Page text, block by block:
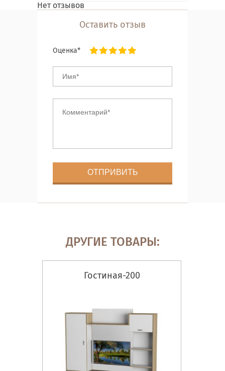
Нет отзывов
Оставить отзыв
Оценка*
ДРУГИЕ ТОВАРЫ:
Гостиная-200